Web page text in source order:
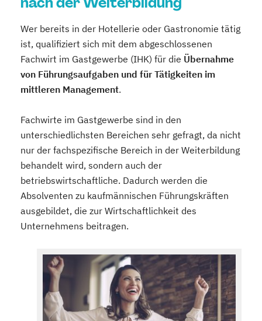
Wer bereits in der Hotellerie oder Gastronomie tätig
ist, qualifiziert sich mit dem abgeschlossenen
Fachwirt im Gastgewerbe (IHK) für die Übernahme
von Führungsaufgaben und für Tätigkeiten im
mittleren Management.
Fachwirte im Gastgewerbe sind in den
unterschiedlichsten Bereichen sehr gefragt, da nicht
nur der fachspezifische Bereich in der Weiterbildung
behandelt wird, sondern auch der
betriebswirtschaftliche. Dadurch werden die
Absolventen zu kaufmännischen Führungskräften
ausgebildet, die zur Wirtschaftlichkeit des
Unternehmens beitragen.